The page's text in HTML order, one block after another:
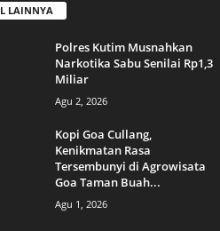
LAINNYA
Polres Kutim Musnahkan
Narkotika Sabu Senilai Rp1,3
Miliar
Agu 2, 2026
Kopi Goa Cullang,
Kenikmatan Rasa
Tersembunyi di Agrowisata
Goa Taman Buah...
Agu 1, 2026